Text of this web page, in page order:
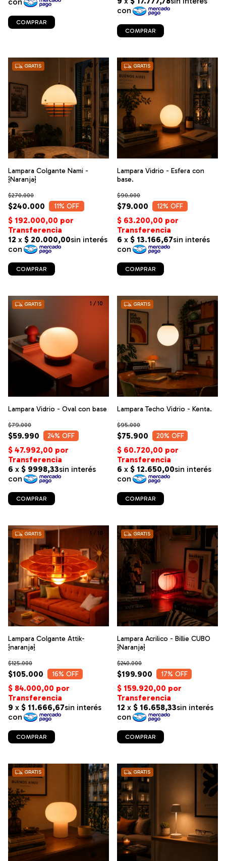
COMPRAR
COMPRAR
1 / 9
GRATIS
Lampara Colgante Nami -
{Naranja}
$240.000
$270.000
11% OFF
COMPRAR
1/6
GRATIS
Lampara Vidrio - Esfera con
base.
$79.000
$90.000
12% OFF
COMPRAR
1 /10
GRATIS
Lampara Vidrio - Oval con base
$59.990
$79.000
24% OFF
COMPRAR
1/9
GRATIS
Lampara Techo Vidrio - Kenta.
$75.900
$95.000
20% OFF
COMPRAR
1 / 10
GRATIS
Lampara Colgante Attik-
{naranja}
$105.000
$125.000
16% OFF
COMPRAR
1 /
GRATIS
Lampara Acrilico - Billie CUBO
{Naranja}
$199.900
$240.000
17% OFF
COMPRAR
1/8
GRATIS 1/8
GRATIS